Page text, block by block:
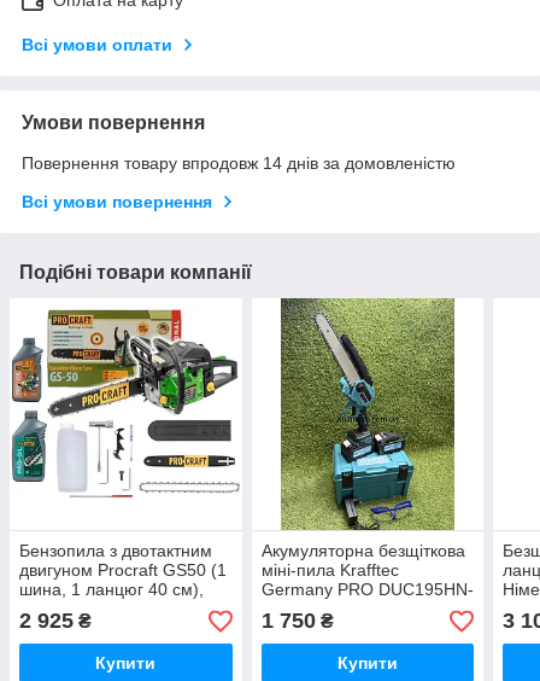
Всі умови оплати
Умови повернення
Повернення товару впродовж 14 днів за домовленістю
Всі умови повернення
Подібні товари компанії
Бензопила з двотактним
двигуном Procraft GS50 (1
шина, 1 ланцюг 40 см),
Бензинова ланцюгова
пила масло в подарунок
Німеччина
2 925 ₴
Купити
Акумуляторна безщіткова
міні-пила Krafftec
Germany PRO DUC195HN-
8 (48V, 6Ah, 2 АКБ + ЗП,
шина 20 см, автоматичне
змащення
1 750₴
Купити
3